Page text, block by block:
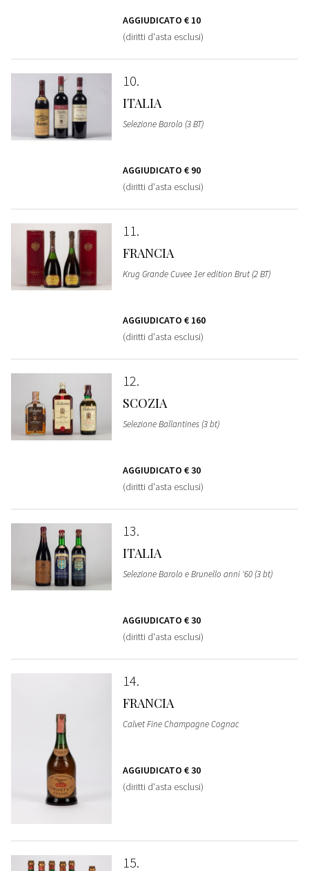
AGGIUDICATO € 10
(diritti d'asta esclusi)
10
ITALIA
Selezione Barolo (3 BT)
AGGIUDICATO € 90
(diritti d'asta esclusi)
11
FRANCIA
Krug Grande Cuvee 1er edition Brut (2 BT)
AGGIUDICATO € 160
(diritti d'asta esclusi)
12
SCOZIA
Selezione Ballantines (3 bt)
AGGIUDICATO € 30
(diritti d'asta esclusi)
13
ITALIA
Selezione Barolo e Brunello anni '60 (3 bt)
AGGIUDICATO € 30
(diritti d'asta esclusi)
14
FRANCIA
Calvet Fine Champagne Cognac
AGGIUDICATO € 30
(diritti d'asta esclusi)
15